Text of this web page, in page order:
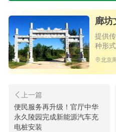
馈给家属，让距离不再阻
获了客户的一致好评。
廊坊
提供
种形
北京
便民服务再升级！官厅中华
永久陵园完成新能源汽车充
电桩安装